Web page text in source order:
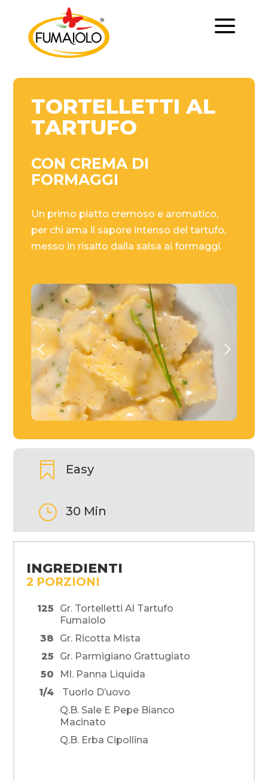
a
TORTELLETTI AL
TARTUFO
CON CREMA DI
FORMAGGI
Un primo piatto cremoso e aromatico,
per chi ama il sapore intenso del tartufo,
messo in risalto dalla salsa ai formaggi.
 Easy
} 30 Min
INGREDIENTI
2 PORZIONI
125
Gr. Tortelletti Al Tartufo
Fumaiolo
38
Gr. Ricotta Mista
25
Gr. Parmigiano Grattugiato
50
Ml. Panna Liquida
1/4
Tuorlo D’uovo
Q.b. Sale E Pepe Bianco
Macinato
Q.b. Erba Cipollina